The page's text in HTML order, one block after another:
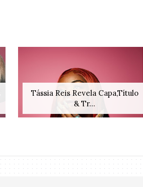
Tássia Reis Revela Capa,Título
& Tr...